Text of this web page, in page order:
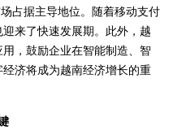
场占据主导地位。随着移动支付
来了快速发展期。此外，越
，鼓励企业在智能制造、智
济将成为越南经济增长的重